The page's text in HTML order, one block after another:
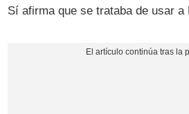
Sí afirma que se trataba de usar a